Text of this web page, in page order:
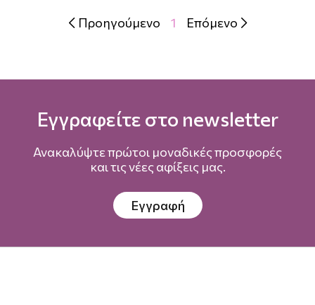
 Προηγούμενο 1 Επόμενο 
Εγγραφείτε στο newsletter
Ανακαλύψτε πρώτοι μοναδικές προσφορές
και τις νέες αφίξεις μας.
Εγγραφή